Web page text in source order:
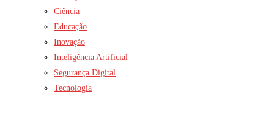
Ciência
Educação
Inovação
Inteligência Artificial
Segurança Digital
Tecnologia